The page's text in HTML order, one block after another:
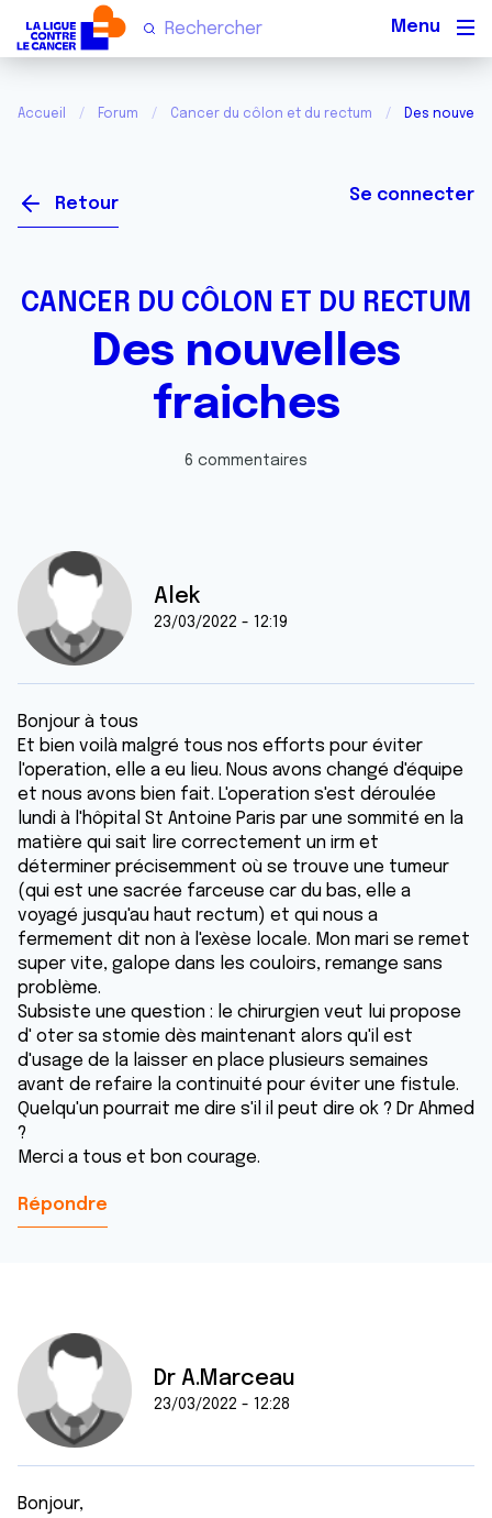
Accueil Forum Cancer du côlon et du rectum Des
Retour Se connecter
CANCER DU CÔLON ET DU RECTUM
Des nouvelles
fraiches
6 commentaires
Alek
23/03/2022 - 12:19
Bonjour à tous
Et bien voilà malgré tous nos efforts pour éviter
l'operation, elle a eu lieu. Nous avons changé d'équipe
et nous avons bien fait. L'operation s'est déroulée
lundi à l'hôpital St Antoine Paris par une sommité en la
matière qui sait lire correctement un irm et
déterminer précisemment où se trouve une tumeur
(qui est une sacrée farceuse car du bas, elle a
voyagé jusqu'au haut rectum) et qui nous a
fermement dit non à l'exèse locale. Mon mari se remet
super vite, galope dans les couloirs, remange sans
problème.
Subsiste une question : le chirurgien veut lui propose
d' oter sa stomie dès maintenant alors qu'il est
d'usage de la laisser en place plusieurs semaines
avant de refaire la continuité pour éviter une fistule.
Quelqu'un pourrait me dire s'il il peut dire ok ? Dr Ahmed
?
Merci a tous et bon courage.
Répondre
Dr A.Marceau
23/03/2022 - 12:28
Bonjour,